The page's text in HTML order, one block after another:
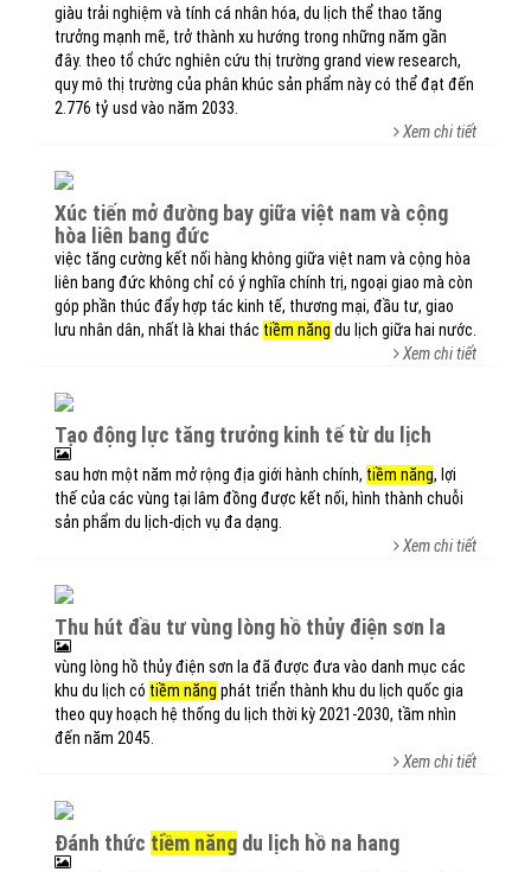
giàu trải nghiệm và tính cá nhân hóa, du lịch thể thao tăng
trưởng mạnh mẽ, trở thành xu hướng trong những năm gần
đây. theo tổ chức nghiên cứu thị trường grand view research,
quy mô thị trường của phân khúc sản phẩm này có thể đạt đến
2.776 tỷ usd vào năm 2033.
Xem chi tiết
xúc tiến mở đường bay giữa việt nam và cộng
hòa liên bang đức
việc tăng cường kết nối hàng không giữa việt nam và cộng hòa
liên bang đức không chỉ có ý nghĩa chính trị, ngoại giao mà còn
góp phần thúc đẩy hợp tác kinh tế, thương mại, đầu tư, giao
lưu nhân dân, nhất là khai thác tiềm năng du lịch giữa hai nước.
Xem chi tiết
tạo động lực tăng trưởng kinh tế từ du lịch
sau hơn một năm mở rộng địa giới hành chính, tiềm năng, lợi
thế của các vùng tại lâm đồng được kết nối, hình thành chuỗi
sản phẩm du lịch-dịch vụ đa dạng.
Xem chi tiết
thu hút đầu tư vùng lòng hồ thủy điện sơn la
vùng lòng hồ thủy điện sơn la đã được đưa vào danh mục các
khu du lịch có tiềm năng phát triển thành khu du lịch quốc gia
theo quy hoạch hệ thống du lịch thời kỳ 2021-2030, tầm nhìn
đến năm 2045.
Xem chi tiết
đánh thức tiềm năng du lịch hồ na hang